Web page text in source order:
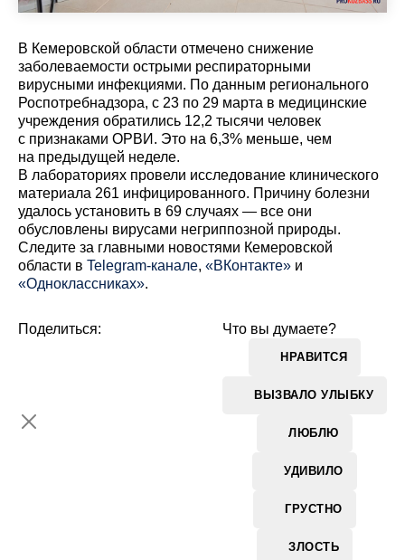
В Кемеровской области отмечено снижение
заболеваемости острыми респираторными
вирусными инфекциями. По данным регионального
Роспотребнадзора, с 23 по 29 марта в медицинские
учреждения обратились 12,2 тысячи человек
с признаками ОРВИ. Это на 6,3% меньше, чем
на предыдущей неделе.
В лабораториях провели исследование клинического
материала 261 инфицированного. Причину болезни
удалось установить в 69 случаях — все они
обусловлены вирусами негриппозной природы.
Cледите за главными новостями Кемеровской
области в Telegram-канале, «ВКонтакте» и
«Одноклассниках».
Что вы думаете?
НРАВИТСЯ
ВЫЗВАЛО УЛЫБКУ
ЛЮБЛЮ
УДИВИЛО
ГРУСТНО
ЗЛОСТЬ
Поделиться: